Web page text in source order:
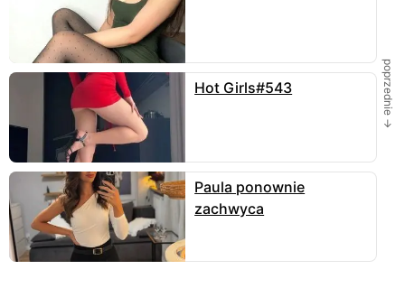
Hot Girls#543
Paula ponownie
zachwyca
poprzednie →